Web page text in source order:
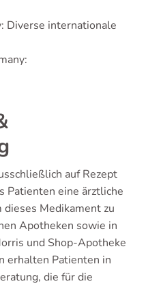
Diverse internationale
auf Rezept
Patienten eine ärztliche
Medikament zu
Apotheken sowie in
und Shop-Apotheke
erhalten Patienten in
die für die